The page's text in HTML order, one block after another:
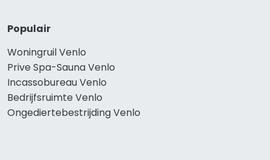
Populair
Woningruil Venlo
Prive Spa-Sauna Venlo
Incassobureau Venlo
Bedrijfsruimte Venlo
Ongediertebestrijding Venlo